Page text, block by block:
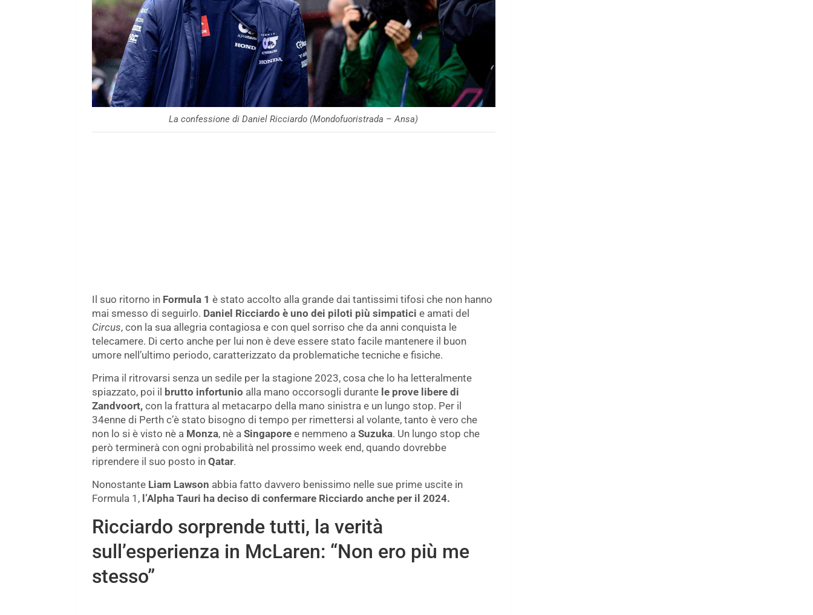
La confessione di Daniel Ricciardo (Mondofuoristrada – Ansa)
Il suo ritorno in Formula 1 è stato accolto alla grande dai tantissimi tifosi che non hanno
mai smesso di seguirlo. Daniel Ricciardo è uno dei piloti più simpatici e amati del
Circus, con la sua allegria contagiosa e con quel sorriso che da anni conquista le
telecamere. Di certo anche per lui non è deve essere stato facile mantenere il buon
umore nell’ultimo periodo, caratterizzato da problematiche tecniche e fisiche.
Prima il ritrovarsi senza un sedile per la stagione 2023, cosa che lo ha letteralmente
spiazzato, poi il brutto infortunio alla mano occorsogli durante le prove libere di
Zandvoort, con la frattura al metacarpo della mano sinistra e un lungo stop. Per il
34enne di Perth c’è stato bisogno di tempo per rimettersi al volante, tanto è vero che
non lo si è visto nè a Monza, nè a Singapore e nemmeno a Suzuka. Un lungo stop che
però terminerà con ogni probabilità nel prossimo week end, quando dovrebbe
riprendere il suo posto in Qatar.
Nonostante Liam Lawson abbia fatto davvero benissimo nelle sue prime uscite in
Formula 1, l’Alpha Tauri ha deciso di confermare Ricciardo anche per il 2024.
Ricciardo sorprende tutti, la verità
sull’esperienza in McLaren: “Non ero più me
stesso”